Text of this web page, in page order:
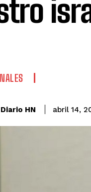
HN abril 14,